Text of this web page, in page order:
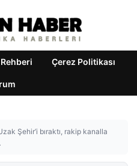
Çerez Politikası
Şehir’i bıraktı, rakip kanalla